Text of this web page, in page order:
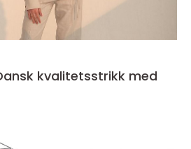
kvalitetsstrikk med